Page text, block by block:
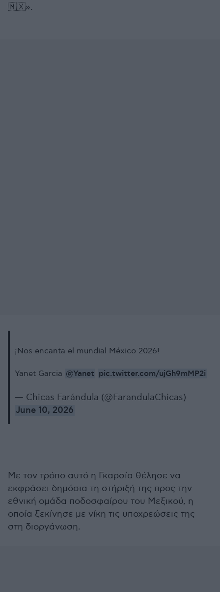
🇲🇽».
¡Nos encanta el mundial México 2026!
Yanet Garcia @Yanet pic.twitter.com/ujGh9mMP2i
— Chicas Farándula (@FarandulaChicas)
June 10, 2026
Με τον τρόπο αυτό η Γκαρσία θέλησε να
εκφράσει δημόσια τη στήριξή της προς την
εθνική ομάδα ποδοσφαίρου του Μεξικού, η
οποία ξεκίνησε με νίκη τις υποχρεώσεις της
στη διοργάνωση.